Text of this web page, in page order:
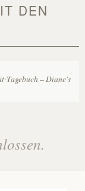
DEN K
Tagebuch – Diane's